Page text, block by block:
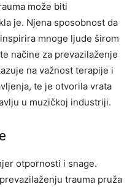
može biti
je. Njena sposobnost da
mnoge ljude širom
načine za prevazilaženje
na važnost terapije i
te je otvorila vrata
u muzičkoj industriji.
otpornosti i snage.
trauma pruža